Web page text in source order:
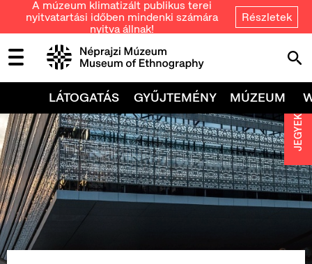
A múzeum klimatizált publikus terei
nyitvatartási időben mindenki számára
nyitva állnak!
Részletek
LÁTOGATÁS GYŰJTEMÉNY MÚZEUM
JEGYEK